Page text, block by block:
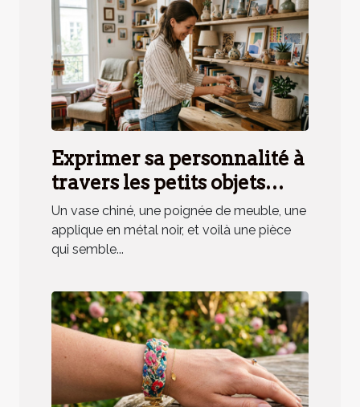
Exprimer sa personnalité à
travers les petits objets
déco, mythe ou réalité ?
Un vase chiné, une poignée de meuble, une
applique en métal noir, et voilà une pièce
qui semble...